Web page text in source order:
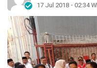
17 Jul 2018 - 02:34